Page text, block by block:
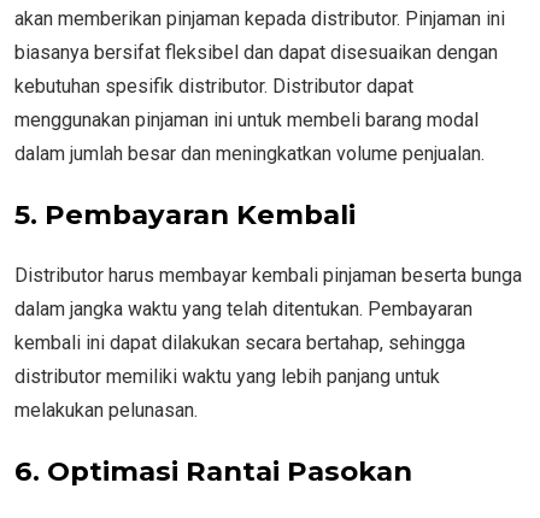
akan memberikan pinjaman kepada distributor. Pinjaman ini
biasanya bersifat fleksibel dan dapat disesuaikan dengan
kebutuhan spesifik distributor. Distributor dapat
menggunakan pinjaman ini untuk membeli barang modal
dalam jumlah besar dan meningkatkan volume penjualan.
5. Pembayaran Kembali
Distributor harus membayar kembali pinjaman beserta bunga
dalam jangka waktu yang telah ditentukan. Pembayaran
kembali ini dapat dilakukan secara bertahap, sehingga
distributor memiliki waktu yang lebih panjang untuk
melakukan pelunasan.
6. Optimasi Rantai Pasokan